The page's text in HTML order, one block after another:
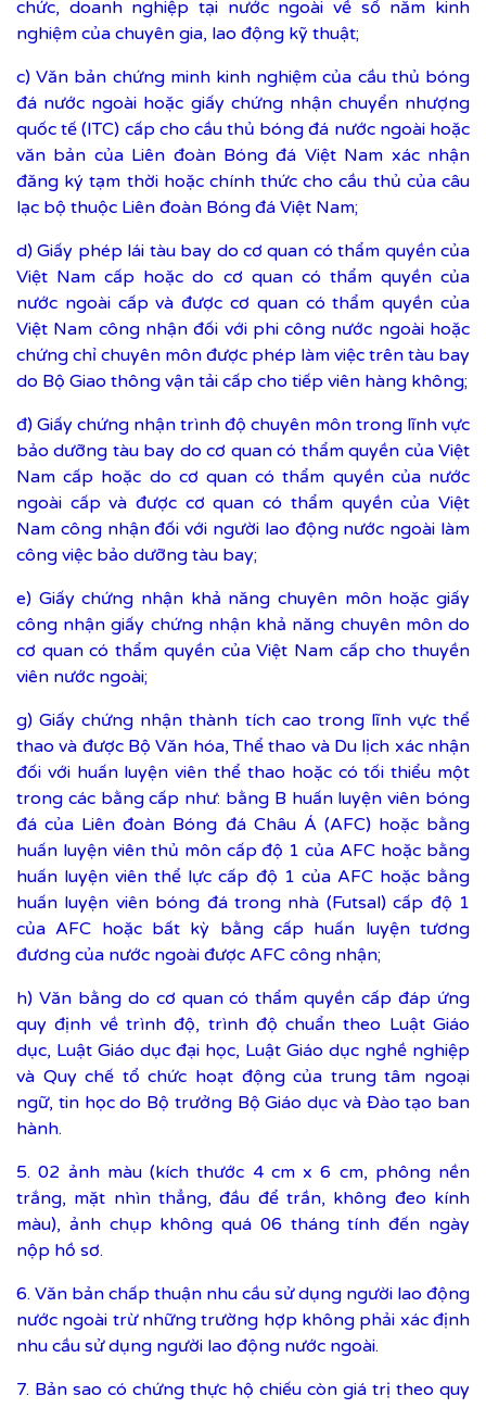
chức, doanh nghiệp tại nước ngoài về số năm kinh
nghiệm của chuyên gia, lao động kỹ thuật;
c) Văn bản chứng minh kinh nghiệm của cầu thủ bóng
đá nước ngoài hoặc giấy chứng nhận chuyển nhượng
quốc tế (ITC) cấp cho cầu thủ bóng đá nước ngoài hoặc
văn bản của Liên đoàn Bóng đá Việt Nam xác nhận
đăng ký tạm thời hoặc chính thức cho cầu thủ của câu
lạc bộ thuộc Liên đoàn Bóng đá Việt Nam;
d) Giấy phép lái tàu bay do cơ quan có thẩm quyền của
Việt Nam cấp hoặc do cơ quan có thẩm quyền của
nước ngoài cấp và được cơ quan có thẩm quyền của
Việt Nam công nhận đối với phi công nước ngoài hoặc
chứng chỉ chuyên môn được phép làm việc trên tàu bay
do Bộ Giao thông vận tải cấp cho tiếp viên hàng không;
đ) Giấy chứng nhận trình độ chuyên môn trong lĩnh vực
bảo dưỡng tàu bay do cơ quan có thẩm quyền của Việt
Nam cấp hoặc do cơ quan có thẩm quyền của nước
ngoài cấp và được cơ quan có thẩm quyền của Việt
Nam công nhận đối với người lao động nước ngoài làm
công việc bảo dưỡng tàu bay;
e) Giấy chứng nhận khả năng chuyên môn hoặc giấy
công nhận giấy chứng nhận khả năng chuyên môn do
cơ quan có thẩm quyền của Việt Nam cấp cho thuyền
viên nước ngoài;
g) Giấy chứng nhận thành tích cao trong lĩnh vực thể
thao và được Bộ Văn hóa, Thể thao và Du lịch xác nhận
đối với huấn luyện viên thể thao hoặc có tối thiểu một
trong các bằng cấp như: bằng B huấn luyện viên bóng
đá của Liên đoàn Bóng đá Châu Á (AFC) hoặc bằng
huấn luyện viên thủ môn cấp độ 1 của AFC hoặc bằng
huấn luyện viên thể lực cấp độ 1 của AFC hoặc bằng
huấn luyện viên bóng đá trong nhà (Futsal) cấp độ 1
của AFC hoặc bất kỳ bằng cấp huấn luyện tương
đương của nước ngoài được AFC công nhận;
h) Văn bằng do cơ quan có thẩm quyền cấp đáp ứng
quy định về trình độ, trình độ chuẩn theo Luật Giáo
dục, Luật Giáo dục đại học, Luật Giáo dục nghề nghiệp
và Quy chế tổ chức hoạt động của trung tâm ngoại
ngữ, tin học do Bộ trưởng Bộ Giáo dục và Đào tạo ban
hành.
5. 02 ảnh màu (kích thước 4 cm x 6 cm, phông nền
trắng, mặt nhìn thẳng, đầu để trần, không đeo kính
màu), ảnh chụp không quá 06 tháng tính đến ngày
nộp hồ sơ.
6. Văn bản chấp thuận nhu cầu sử dụng người lao động
nước ngoài trừ những trường hợp không phải xác định
nhu cầu sử dụng người lao động nước ngoài.
7. Bản sao có chứng thực hộ chiếu còn giá trị theo quy